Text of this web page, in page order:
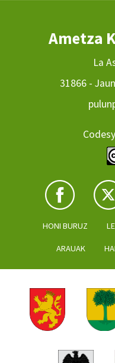
Ametza
La
31866 -
HONI BURUZ
ARAUAK